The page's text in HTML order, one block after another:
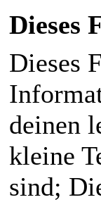
Dieses
Dieses
deinen
kleine
sind;